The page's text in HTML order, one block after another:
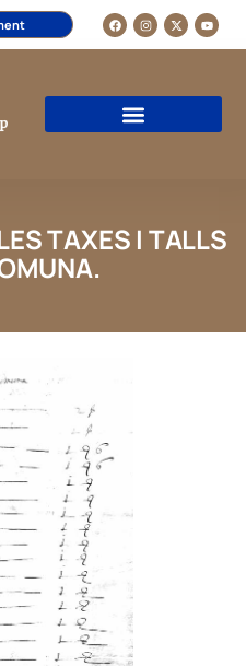
TAXES I TALLS